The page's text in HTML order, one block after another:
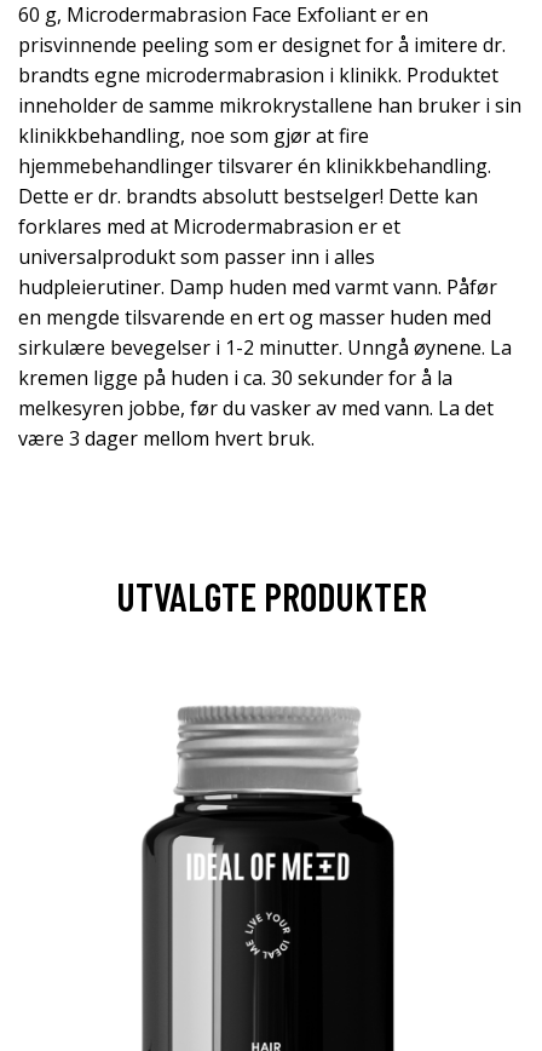
60 g, Microdermabrasion Face Exfoliant er en
prisvinnende peeling som er designet for å imitere dr.
brandts egne microdermabrasion i klinikk. Produktet
inneholder de samme mikrokrystallene han bruker i sin
klinikkbehandling, noe som gjør at fire
hjemmebehandlinger tilsvarer én klinikkbehandling.
Dette er dr. brandts absolutt bestselger! Dette kan
forklares med at Microdermabrasion er et
universalprodukt som passer inn i alles
hudpleierutiner. Damp huden med varmt vann. Påfør
en mengde tilsvarende en ert og masser huden med
sirkulære bevegelser i 1-2 minutter. Unngå øynene. La
kremen ligge på huden i ca. 30 sekunder for å la
melkesyren jobbe, før du vasker av med vann. La det
være 3 dager mellom hvert bruk.
UTVALGTE PRODUKTER